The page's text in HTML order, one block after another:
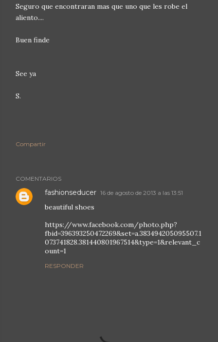
Seguro que encontraran mas que uno que les robe el
aliento....
Buen finde
See ya
S.
Compartir
COMENTARIOS
fashionseducer 16 de agosto de 2013 a las 13:51
beautiful shoes
https://www.facebook.com/photo.php?
fbid=396393250472269&set=a.383494205095507.1
073741828.381440801967514&type=1&relevant_c
ount=1
RESPONDER